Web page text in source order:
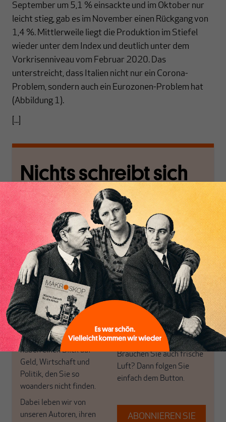
Inhaltsverzeichnis
September um 5,1 % einsackte und im Oktober nur
leicht stieg, gab es im November einen Rückgang von
1,4 %. Mittlerweile liegt die Produktion im Stiefel
wieder unter dem Index und deutlich unter dem
Vorkrisenniveau vom Februar 2020. Das
unterstreicht, dass Italien nicht nur ein Corona-
Problem, sondern auch ein Eurozonen-Problem hat
(Abbildung 1).
[...]
Nichts schreibt sich
von allein!
Nur für Abonnenten
MAKROSKOP analysiert
wirtschaftspolitische
Themen aus einer
postkeynesianischen
Perspektive und ist damit
in Deutschland einzigartig.
MAKROSKOP steht für
das große Ganze. Wir
haben einen Blick auf
Geld, Wirtschaft und
Politik, den Sie so
woanders nicht finden.
Dabei leben wir von
unseren Autoren, ihren
Wir verlassen die
journalistische Filterblase,
in der sich viele
eingerichtet haben. Wir
öffnen Fenster und
bringen frische Luft in die
engen und verstaubten
Debattenräume.
Brauchen Sie auch frische
Luft? Dann folgen Sie
einfach dem Button.
ABONNIEREN SIE